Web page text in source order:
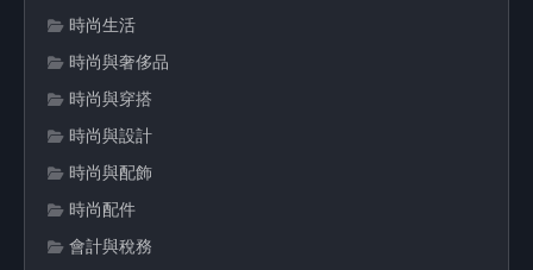
時尚生活
時尚與奢侈品
時尚與穿搭
時尚與設計
時尚與配飾
時尚配件
會計與稅務